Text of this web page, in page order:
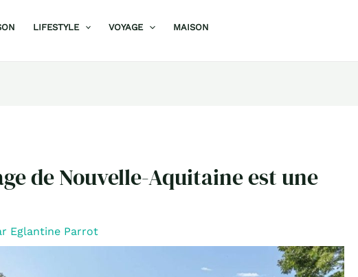
LIFESTYLE VOYAGE MAISON
de Nouvelle-Aquitaine est une
Eglantine Parrot